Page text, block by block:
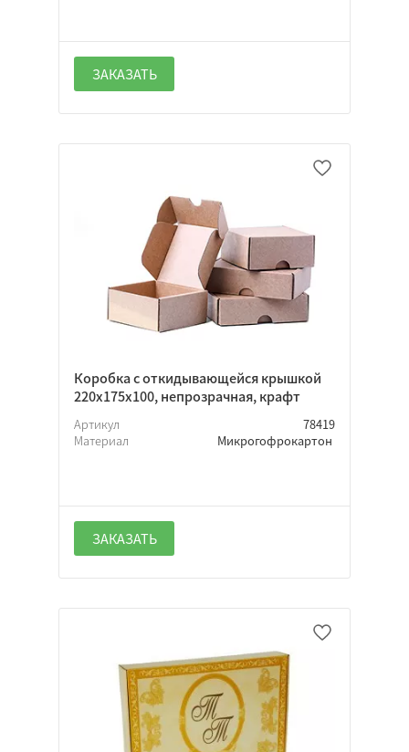
ЗАКАЗАТЬ
Коробка с откидывающейся крышкой
220х175х100, непрозрачная, крафт
Артикул
78419
Материал
Микрогофрокартон
ЗАКАЗАТЬ